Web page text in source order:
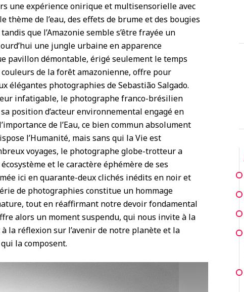
une expérience onirique et multisensorielle avec
thème de l’eau, des effets de brume et des bougies
que l’Amazonie semble s’être frayée un
une jungle urbaine en apparence
pavillon démontable, érigé seulement le temps
de la forêt amazonienne, offre pour
élégantes photographies de Sebastião Salgado.
infatigable, le photographe franco-brésilien
position d’acteur environnemental engagé en
de l’Eau, ce bien commun absolument
l’Humanité, mais sans qui la Vie est
voyages, le photographe globe-trotteur a
et le caractère éphémère de ses
ici en quarante-deux clichés inédits en noir et
de photographies constitue un hommage
tout en réaffirmant notre devoir fondamental
alors un moment suspendu, qui nous invite à la
la réflexion sur l’avenir de notre planète et la
la composent.